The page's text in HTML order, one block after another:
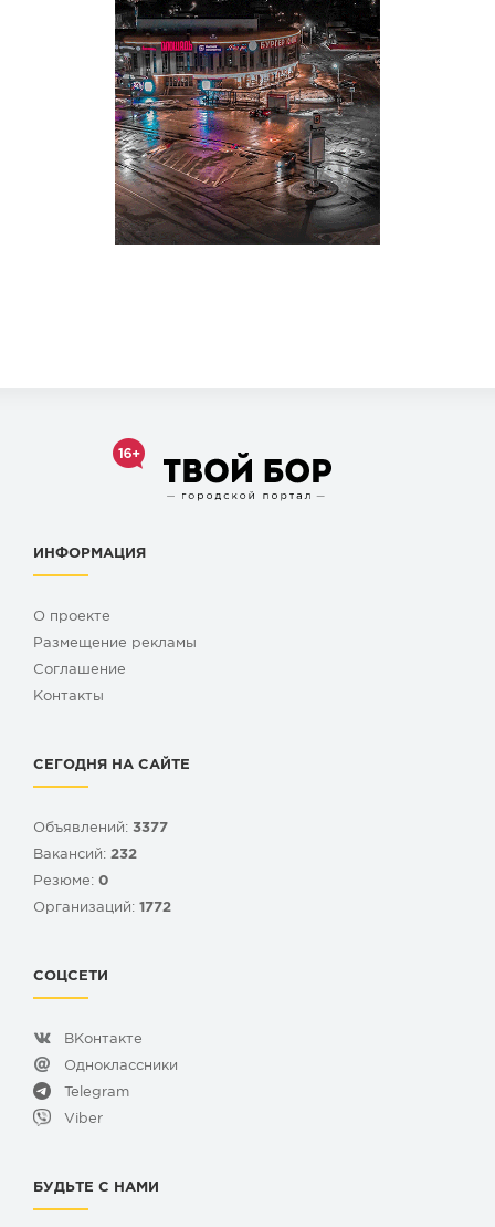
ИНФОРМАЦИЯ
О проекте
Размещение рекламы
Cоглашение
Контакты
СЕГОДНЯ НА САЙТЕ
Объявлений: 3377
Вакансий: 232
Резюме: 0
Организаций: 1772
СОЦСЕТИ
ВКонтакте
Одноклассники
Telegram
Viber
БУДЬТЕ С НАМИ